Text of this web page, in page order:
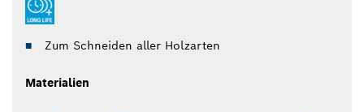
Zum Schneiden aller Holzarten
Materialien